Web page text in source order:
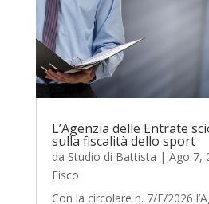
L’Agenzia delle Entrate
sulla fiscalità dello sport
da Studio di Battista | Ago 7,
Fisco
Con la circolare n. 7/E/2026